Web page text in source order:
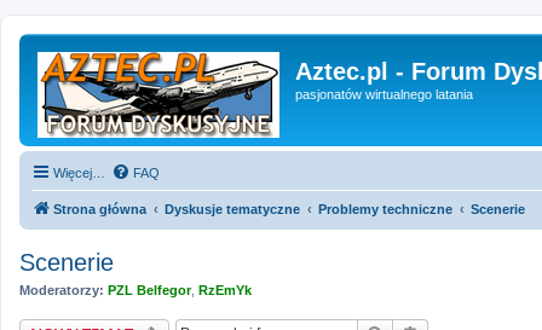
Aztec.pl - Forum
pasjonatów wirtualnego latania
Więcej… FAQ
Strona główna Dyskusje tematyczne Problemy techniczne Scenerie
Scenerie
Moderatorzy: PZL Belfegor, RzEmYk